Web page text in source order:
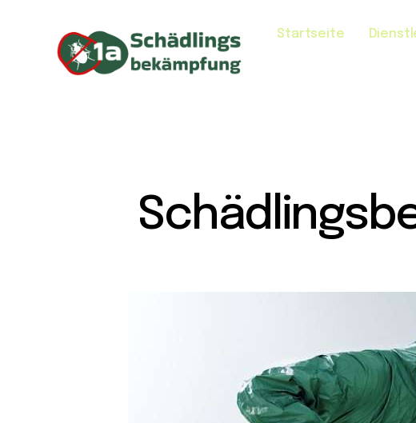
Startseite